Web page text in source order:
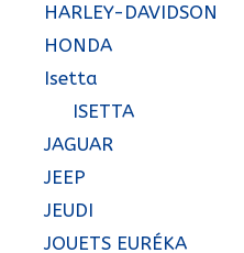
HARLEY-DAVIDSON
HONDA
Isetta
ISETTA
JAGUAR
JEEP
JEUDI
JOUETS EURÉKA